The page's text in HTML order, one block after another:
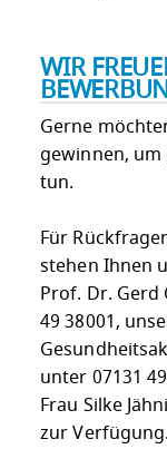
WIR
Gerne
gewinnen,
tun.
Für
stehen Ihnen
Prof. Dr. Gerd
49 38001,
unter 07131
Frau Silke
zur Verfügung.